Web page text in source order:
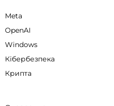
Meta
OpenAI
Windows
Кібербезпека
Крипта